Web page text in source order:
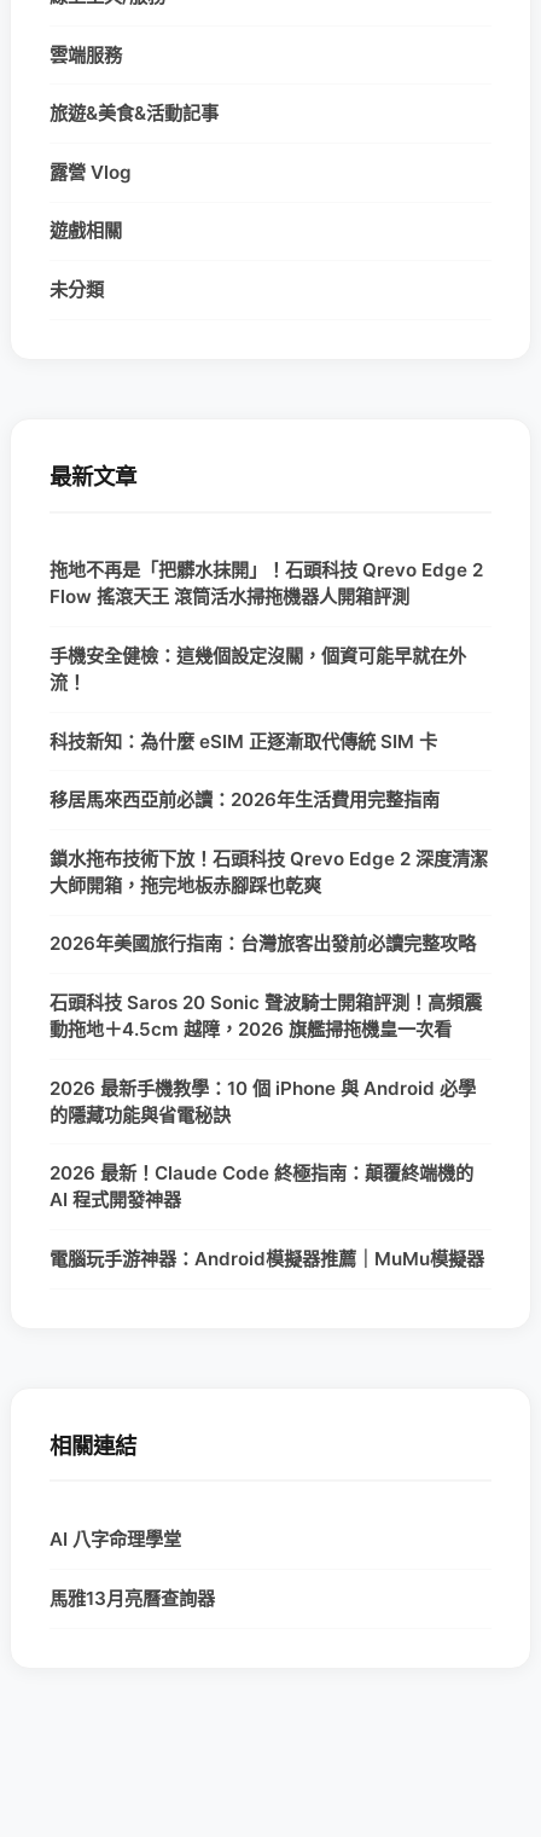
雲端服務
旅遊&美食&活動記事
露營 Vlog
遊戲相關
未分類
最新文章
拖地不再是「把髒水抹開」！石頭科技 Qrevo Edge 2
Flow 搖滾天王 滾筒活水掃拖機器人開箱評測
手機安全健檢：這幾個設定沒關，個資可能早就在外
流！
科技新知：為什麼 eSIM 正逐漸取代傳統 SIM 卡
移居馬來西亞前必讀：2026年生活費用完整指南
鎖水拖布技術下放！石頭科技 Qrevo Edge 2 深度清潔
大師開箱，拖完地板赤腳踩也乾爽
2026年美國旅行指南：台灣旅客出發前必讀完整攻略
石頭科技 Saros 20 Sonic 聲波騎士開箱評測！高頻震
動拖地＋4.5cm 越障，2026 旗艦掃拖機皇一次看
2026 最新手機教學：10 個 iPhone 與 Android 必學
的隱藏功能與省電秘訣
2026 最新！Claude Code 終極指南：顛覆終端機的
AI 程式開發神器
電腦玩手游神器：Android模擬器推薦｜MuMu模擬器
相關連結
AI 八字命理學堂
馬雅13月亮曆查詢器